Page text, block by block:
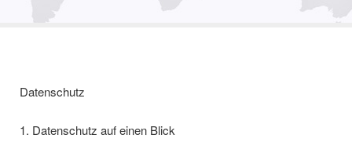
Datenschutz
1. Datenschutz auf einen Blick